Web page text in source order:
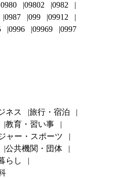
0980 09802
0982
0987 099
09912
0996 09969 0997
ネス
旅行・宿泊
教育・習い事
ャー・スポーツ
公共機関・団体
らし